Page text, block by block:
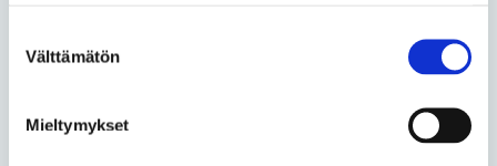
valinta
Välttämätön
Mieltymykset
Tapiolassa tehdään toukokuussa 2023 pintaremonttia
Read More »